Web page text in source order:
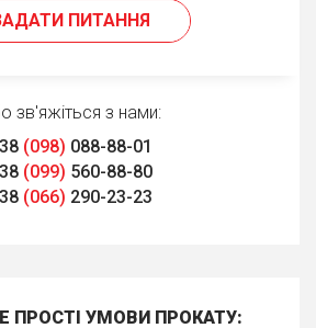
ПИТАННЯ
зв'яжіться з нами:
(098) 088-88-01
(099) 560-88-80
(066) 290-23-23
ПРОСТІ УМОВИ ПРОКАТУ: